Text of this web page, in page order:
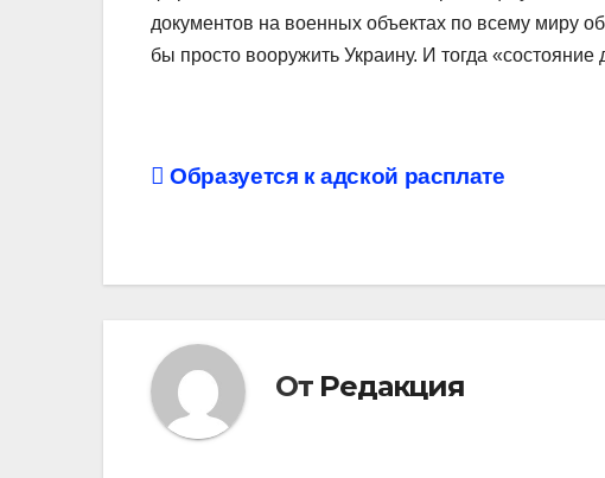
документов на военных объектах по всему миру
бы просто вооружить Украину. И тогда
Навигация
записям
Образуется к адской расплате
От Редакция